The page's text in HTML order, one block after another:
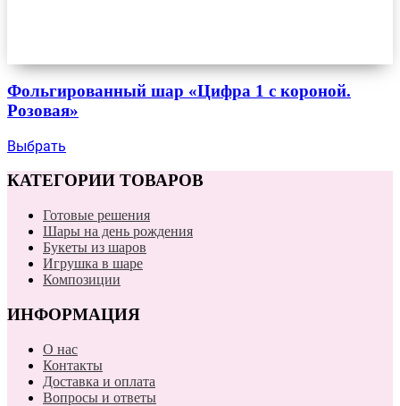
Фольгированный шар «Цифра 1 с короной.
Розовая»
Выбрать
КАТЕГОРИИ ТОВАРОВ
Готовые решения
Шары на день рождения
Букеты из шаров
Игрушка в шаре
Композиции
ИНФОРМАЦИЯ
О нас
Контакты
Доставка и оплата
Вопросы и ответы